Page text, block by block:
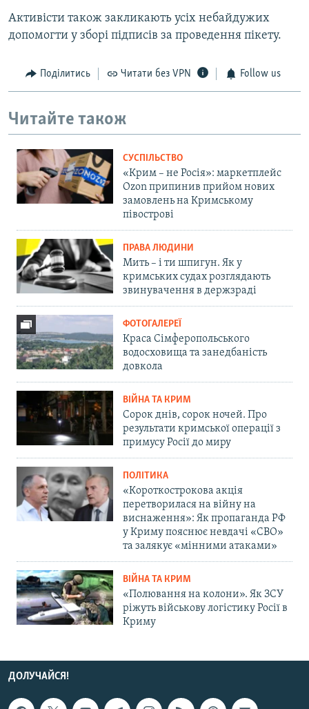
Активісти також закликають усіх небайдужих
допомогти у зборі підписів за проведення пікету.
Поділитись Читати без VPN Follow us
Читайте також
СУСПІЛЬСТВО
«Крим – не Росія»: маркетплейс
Ozon припинив прийом нових
замовлень на Кримському
півострові
ПРАВА ЛЮДИНИ
Мить – і ти шпигун. Як у
кримських судах розглядають
звинувачення в держзраді
ФОТОГАЛЕРЕЇ
Краса Сімферопольського
водосховища та занедбаність
довкола
ВІЙНА ТА КРИМ
Сорок днів, сорок ночей. Про
результати кримської операції з
примусу Росії до миру
ПОЛІТИКА
«Короткострокова акція
перетворилася на війну на
виснаження»: Як пропаганда РФ
у Криму пояснює невдачі «СВО»
та залякує «мінними атаками»
ВІЙНА ТА КРИМ
«Полювання на колони». Як ЗСУ
ріжуть військову логістику Росії в
Криму
ДОЛУЧАЙСЯ!